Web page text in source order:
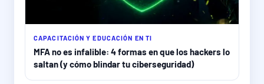
CAPACITACIÓN Y EDUCACIÓN EN TI
MFA no es infalible: 4 formas en que los hackers lo
saltan (y cómo blindar tu ciberseguridad)